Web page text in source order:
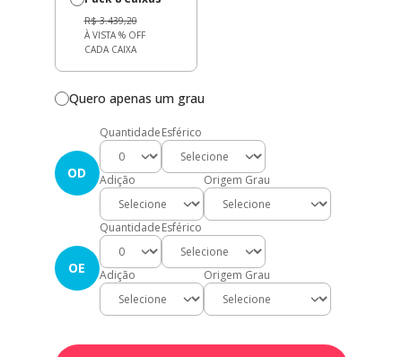
R$ 3.439,20
À VISTA% OFF
CADA CAIXA
Quero apenas um grau
OD
QuantidadeEsférico
Adição Origem Grau
OE
QuantidadeEsférico
Adição Origem Grau